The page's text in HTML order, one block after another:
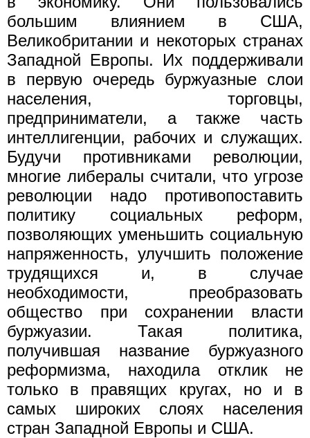
большим влиянием в США,
Великобритании и некоторых странах
Западной Европы. Их поддерживали
в первую очередь буржуазные слои
населения, торговцы,
предприниматели, а также часть
интеллигенции, рабочих и служащих.
Будучи противниками революции,
многие либералы считали, что угрозе
революции надо противопоставить
политику социальных реформ,
позволяющих уменьшить социальную
напряженность, улучшить положение
трудящихся и, в случае
необходимости, преобразовать
общество при сохранении власти
буржуазии. Такая политика,
получившая название буржуазного
реформизма, находила отклик не
только в правящих кругах, но и в
самых широких слоях населения
стран Западной Европы и США.